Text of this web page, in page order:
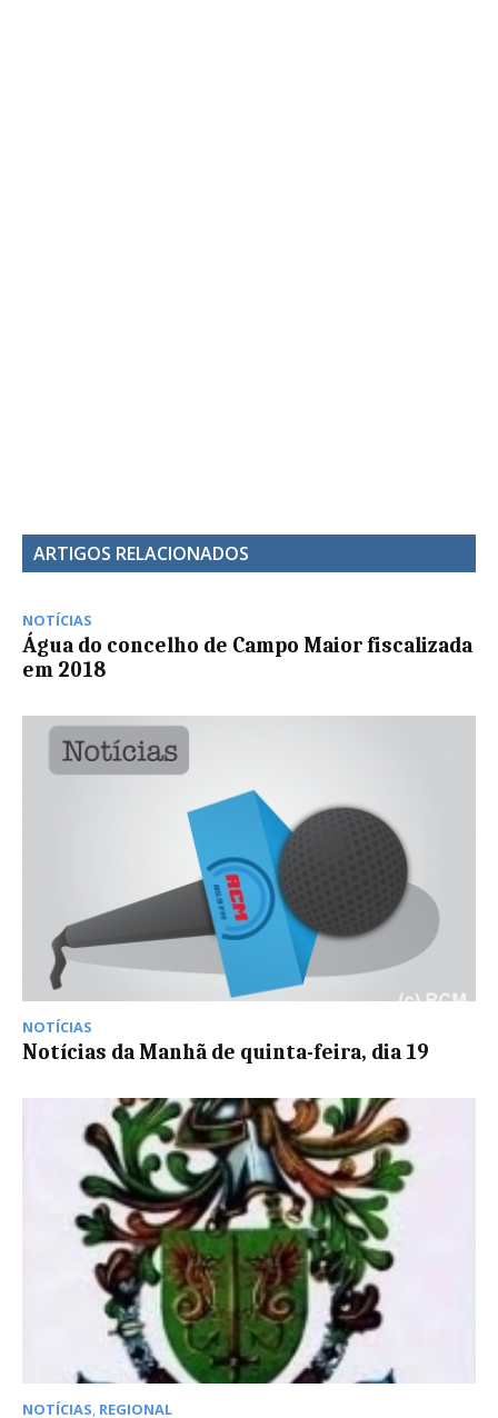
ARTIGOS RELACIONADOS
NOTÍCIAS
Água do concelho de Campo Maior fiscalizada
em 2018
NOTÍCIAS
Notícias da Manhã de quinta-feira, dia 19
NOTÍCIAS, REGIONAL